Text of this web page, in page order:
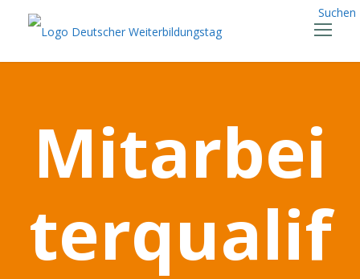
Suchen
Mitarbei
terqualif